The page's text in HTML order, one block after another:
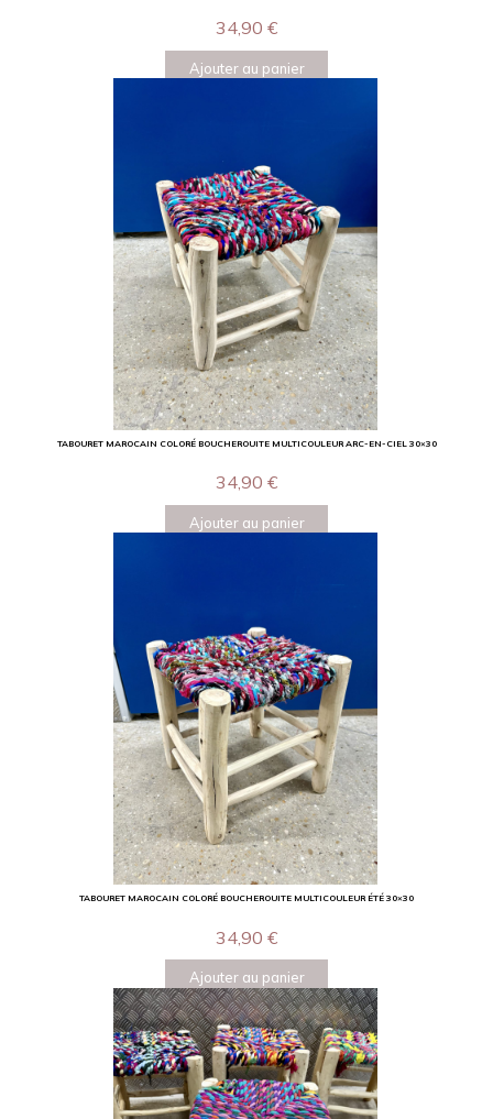
34,90 €
Ajouter au panier
TABOURET MAROCAIN COLORÉ BOUCHEROUITE MULTICOULEUR ARC-EN-CIEL 30×30
34,90 €
Ajouter au panier
TABOURET MAROCAIN COLORÉ BOUCHEROUITE MULTICOULEUR ÉTÉ 30×30
34,90 €
Ajouter au panier